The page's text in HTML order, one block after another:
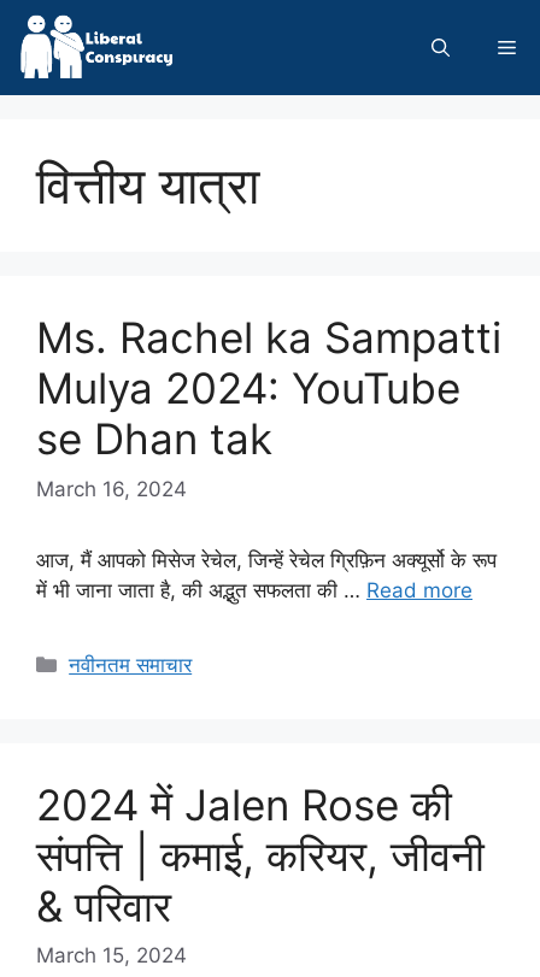
Skip
content
वित्तीय यात्रा
Ms. Rachel ka Sampatti
Mulya 2024: YouTube
se Dhan tak
March 16, 2024
आज, मैं आपको मिसेज रेचेल, जिन्हें रेचेल ग्रिफ़िन अक्यूर्सो के रूप
में भी जाना जाता है, की अद्भुत सफलता की … Read more
Categories
नवीनतम समाचार
2024 में Jalen Rose की
संपत्ति | कमाई, करियर, जीवनी
& परिवार
March 15, 2024